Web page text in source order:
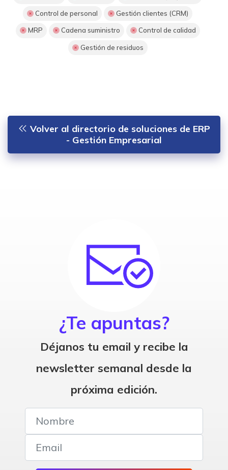
Control de personal Gestión clientes (CRM)
MRP Cadena suministro Control de calidad
Gestión de residuos
Volver al directorio de soluciones de ERP
- Gestión Empresarial
¿Te apuntas?
Déjanos tu email y recibe la
newsletter semanal desde la
próxima edición.